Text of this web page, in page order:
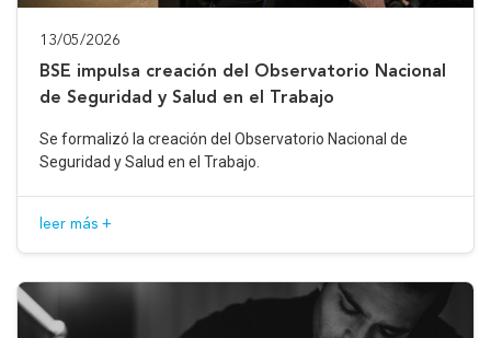
13/05/2026
BSE impulsa creación del Observatorio Nacional
de Seguridad y Salud en el Trabajo
Se formalizó la creación del Observatorio Nacional de
Seguridad y Salud en el Trabajo.
leer más +